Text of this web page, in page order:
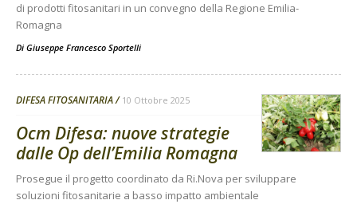
di prodotti fitosanitari in un convegno della Regione Emilia-
Romagna
Di Giuseppe Francesco Sportelli
DIFESA FITOSANITARIA 10 Ottobre 2025
Ocm Difesa: nuove strategie
dalle Op dell’Emilia Romagna
Prosegue il progetto coordinato da Ri.Nova per sviluppare
soluzioni fitosanitarie a basso impatto ambientale